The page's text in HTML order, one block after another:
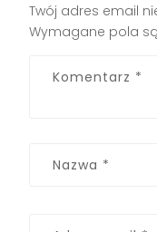
Twój adres email
Wymagane pola